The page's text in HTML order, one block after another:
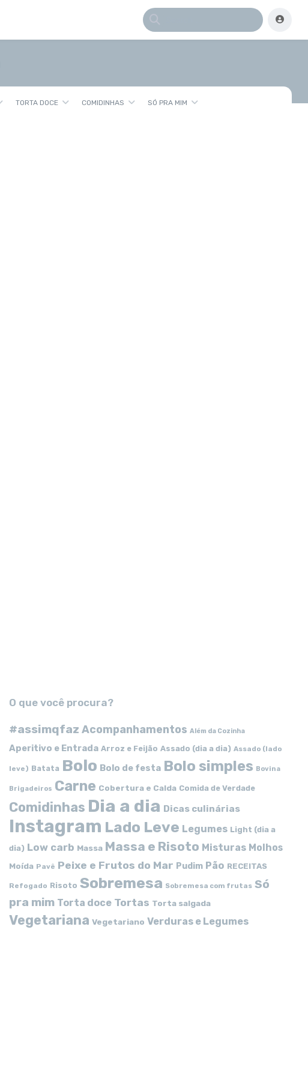
TORTA DOCE COMIDINHAS SÓ PRA MIM
O que você procura?
#assimqfaz Acompanhamentos Além da Cozinha
Aperitivo e Entrada Arroz e Feijão Assado (dia a dia) Assado (lado
leve) Batata Bolo Bolo de festa Bolo simples Bovina
Brigadeiros Carne Cobertura e Calda Comida de Verdade
Comidinhas Dia a dia Dicas culinárias
Instagram Lado Leve Legumes Light (dia a
dia) Low carb Massa Massa e Risoto Misturas Molhos
Moída Pavê Peixe e Frutos do Mar Pudim Pão RECEITAS
Refogado Risoto Sobremesa Sobremesa com frutas Só
pra mim Torta doce Tortas Torta salgada
Vegetariana Vegetariano Verduras e Legumes